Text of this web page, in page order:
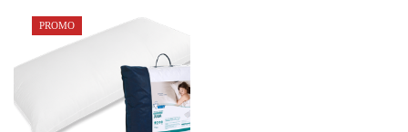
PROMO